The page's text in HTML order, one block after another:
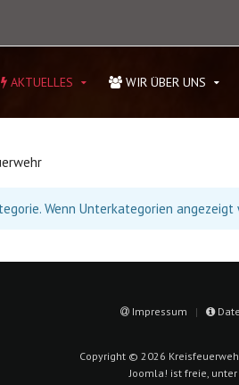
AKTUELLES WIR ÜBER UNS
Wenn Unterkategorien
Impressum
Copyright © 2026
Joomla! ist freie,